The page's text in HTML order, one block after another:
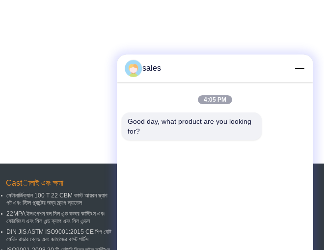
Castালাই এবং ক্ষমা
মেটালার্জিক্যাল 100 T 22 CBM কাস্ট আয়রন স্ল্যাগ
পট এবং স্টিল প্ল্যান্টের জন্য স্ল্যাগ ল্যাডেল
22MPA ইলংগেশন বল মিল এন্ড কভার কাস্টিংস এবং
ফোরজিংস এবং মিল এন্ড ক্যাপ এবং মিল এন্ডস
DIN JIS ASTM ISO9001:2015 CE শিপ বোট
মেরিন রাডার ব্লেড এবং জাহাজের কাস্ট পার্টস
sales
4:05 PM
Good day, what product are you looking
for?